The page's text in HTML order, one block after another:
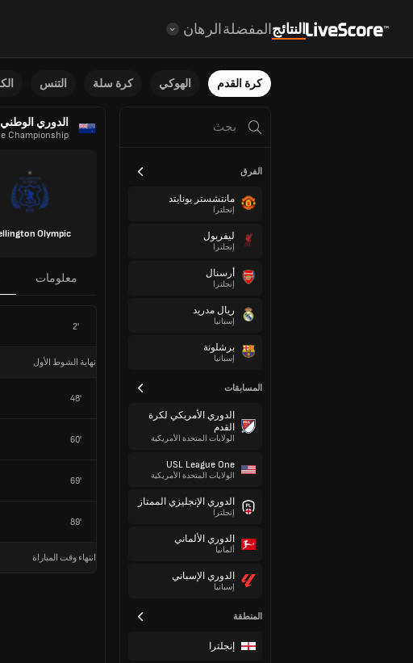
النتائجالمفضلةالرهان
كرة القدم الهوكي كرة سلة التنس
الفرق
مانتشستر يونايتد
إنجلترا
ليفربول
إنجلترا
أرسنال
إنجلترا
ريال مدريد
إسبانيا
برشلونة
إسبانيا
المسابقات
الدوري الأمريكي لكرة
القدم
الولايات المتحدة الأمريكية
USL League One
الولايات المتحدة الأمريكية
الدوري الإنجليزي الممتاز
إنجلترا
الدوري الألماني
ألمانيا
الدوري الإسباني
إسبانيا
المنطقة
إنجلترا
الدوري الوطني
Championship
Olympic
معلومات
2'
نهاية الشوط الأول
48'
60'
69'
89'
انتهاء وقت المباراة